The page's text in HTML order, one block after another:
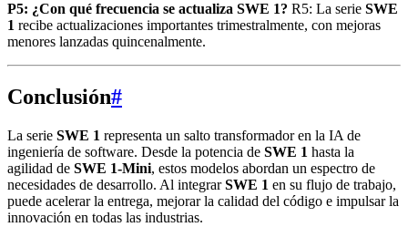
P5: ¿Con qué frecuencia se actualiza SWE 1? R5: La serie SWE
1 recibe actualizaciones importantes trimestralmente, con mejoras
menores lanzadas quincenalmente.
Conclusión#
La serie SWE 1 representa un salto transformador en la IA de
ingeniería de software. Desde la potencia de SWE 1 hasta la
agilidad de SWE 1‑Mini, estos modelos abordan un espectro de
necesidades de desarrollo. Al integrarSWE 1 en su flujo de trabajo,
puede acelerar la entrega, mejorar la calidad del código e impulsar la
innovación en todas las industrias.